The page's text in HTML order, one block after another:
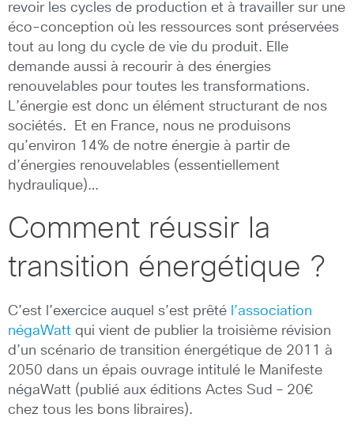
revoir les cycles de production et à travailler sur une
éco-conception où les ressources sont préservées
tout au long du cycle de vie du produit. Elle
demande aussi à recourir à des énergies
renouvelables pour toutes les transformations.
L’énergie est donc un élément structurant de nos
sociétés. Et en France, nous ne produisons
qu’environ 14% de notre énergie à partir de
d’énergies renouvelables (essentiellement
hydraulique)…
Comment réussir la
transition énergétique ?
C’est l’exercice auquel s’est prêté l’association
négaWatt qui vient de publier la troisième révision
d’un scénario de transition énergétique de 2011 à
2050 dans un épais ouvrage intitulé le Manifeste
négaWatt (publié aux éditions Actes Sud – 20€
chez tous les bons libraires).